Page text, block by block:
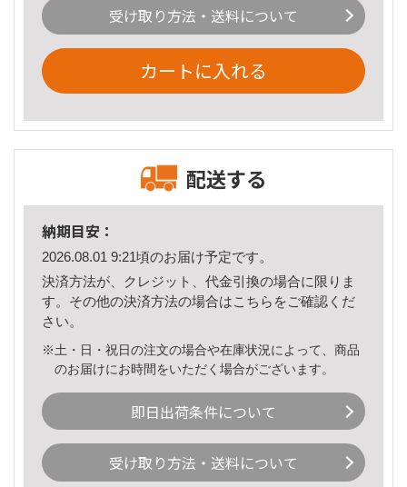
受け取り方法・送料について
カートに入れる
配送する
納期目安：
2026.08.01 9:21頃のお届け予定です。
決済方法が、クレジット、代金引換の場合に限りま
す。その他の決済方法の場合はこちら をご確認くだ
さい。
※土・日・祝日の注文の場合や在庫状況によって、商品
のお届けにお時間をいただく場合がございます。
即日出荷条件について
受け取り方法・送料について